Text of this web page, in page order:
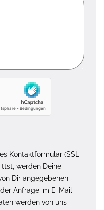
Kontaktformular (SSL-
werden Deine
Dir angegebenen
Anfrage im E-Mail-
werden von uns